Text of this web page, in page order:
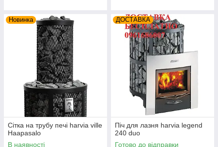
Новинка
Сітка на трубу печі harvia ville
Haapasalo
В наявності
ДОСТАВКА
Піч для лазня harvia legend
240 duo
Готово до відправки